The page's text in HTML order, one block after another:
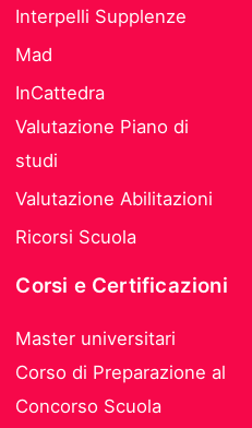
Interpelli Supplenze
Mad
InCattedra
Valutazione Piano di
studi
Valutazione Abilitazioni
Ricorsi Scuola
Corsi e Certificazioni
Master universitari
Corso di Preparazione al
Concorso Scuola